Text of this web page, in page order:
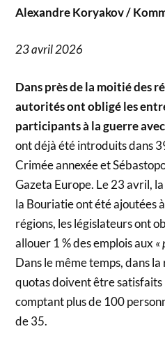
Alexandre Koryakov /
23 avril 2026
Dans près de la moitié des
autorités ont obligé les
participants à la guerre
ont déjà été introduits dans
Crimée annexée et
Gazeta Europe. Le 23 avril,
la Bouriatie ont été ajoutées
régions, les législateurs ont
allouer 1 % des emplois aux «
Dans le même temps, dans
quotas doivent être
comptant plus de 100
de 35.